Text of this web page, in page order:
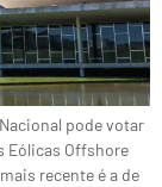
pode votar
Eólicas Offshore
recente é a de